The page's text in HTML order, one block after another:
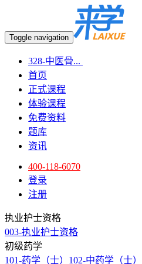
Toggle navigation
328-中医骨...
首页
正式课程
体验课程
免费资料
题库
资讯
400-118-6070
登录
注册
执业护士资格
003-执业护士资格
初级药学
101-药学（士） 102-中药学（士）